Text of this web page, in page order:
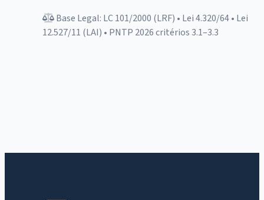
Base Legal: LC 101/2000 (LRF) • Lei 4.320/64 • Lei
12.527/11 (LAI) • PNTP 2026 critérios 3.1–3.3